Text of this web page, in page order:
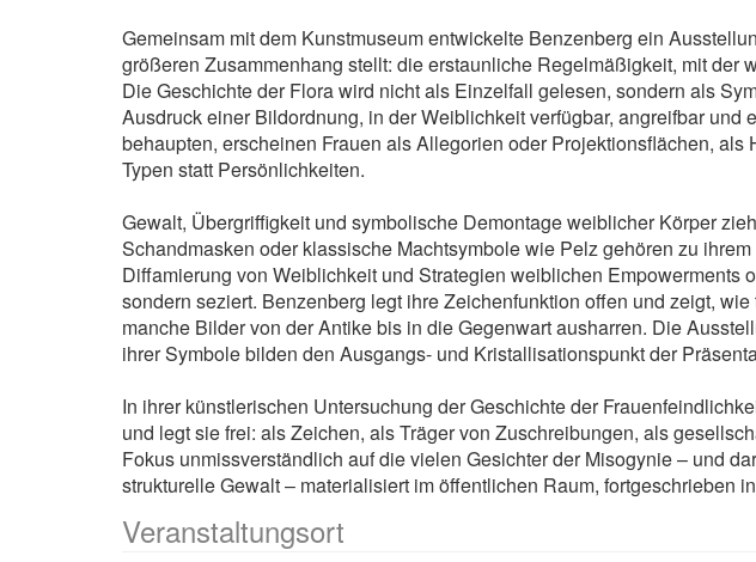
Gemeinsam mit dem Kunstmuseum entwickelte Benzenberg ein
größeren Zusammenhang stellt: die erstaunliche Regelmäßigkeit, mit
Die Geschichte der Flora wird nicht als Einzelfall gelesen, sondern als
Ausdruck einer Bildordnung, in der Weiblichkeit verfügbar, angreifbar
behaupten, erscheinen Frauen als Allegorien oder Projektionsflächen, als
Typen statt Persönlichkeiten.
Gewalt, Übergriffigkeit und symbolische Demontage weiblicher Körper
Schandmasken oder klassische Machtsymbole wie Pelz gehören zu
Diffamierung von Weiblichkeit und Strategien weiblichen
sondern seziert. Benzenberg legt ihre Zeichenfunktion offen und zeigt,
manche Bilder von der Antike bis in die Gegenwart ausharren. Die
ihrer Symbole bilden den Ausgangs- und Kristallisationspunkt der
In ihrer künstlerischen Untersuchung der Geschichte der
und legt sie frei: als Zeichen, als Träger von Zuschreibungen, als
Fokus unmissverständlich auf die vielen Gesichter der Misogynie – und
strukturelle Gewalt – materialisiert im öffentlichen Raum, fortgeschrieben
Veranstaltungsort